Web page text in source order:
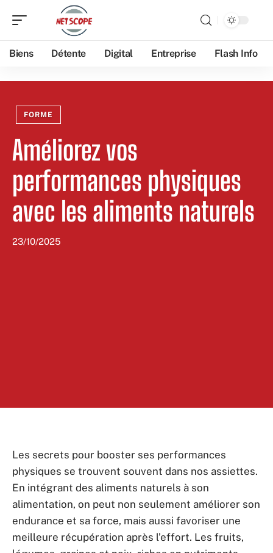
Biens Détente Digital Entreprise Flash Info
FORME
Améliorez vos
performances physiques
avec les aliments naturels
23/10/2025
Les secrets pour booster ses performances
physiques se trouvent souvent dans nos assiettes.
En intégrant des aliments naturels à son
alimentation, on peut non seulement améliorer son
endurance et sa force, mais aussi favoriser une
meilleure récupération après l’effort. Les fruits,